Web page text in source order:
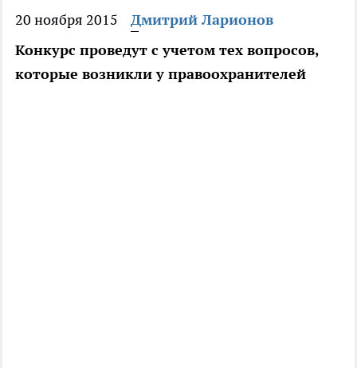
20 ноября 2015
Дмитрий Ларионов
Конкурс проведут с учетом тех вопросов,
которые возникли у правоохранителей